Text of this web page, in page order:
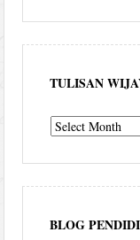
TULISAN
Tulisan
per
bulan
BLOG